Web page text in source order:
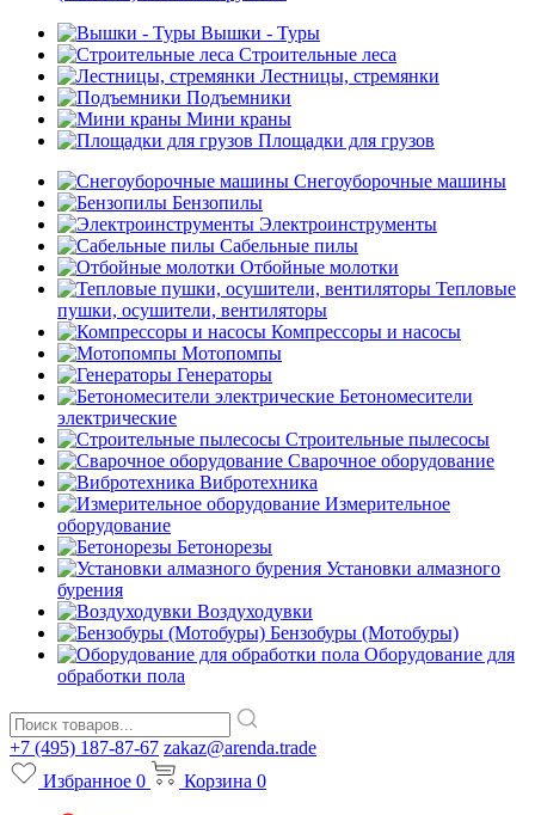
Вышки - Туры
Строительные леса
Лестницы, стремянки
Подъемники
Мини краны
Площадки для грузов
Снегоуборочные машины
Бензопилы
Электроинструменты
Сабельные пилы
Отбойные молотки
Тепловые
пушки, осушители, вентиляторы
Компрессоры и насосы
Мотопомпы
Генераторы
Бетономесители
электрические
Строительные пылесосы
Сварочное оборудование
Вибротехника
Измерительное
оборудование
Бетонорезы
Установки алмазного
бурения
Воздуходувки
Бензобуры (Мотобуры)
Оборудование для
обработки пола
+7 (495) 187-87-67 zakaz@arenda.trade
Избранное 0 Корзина 0